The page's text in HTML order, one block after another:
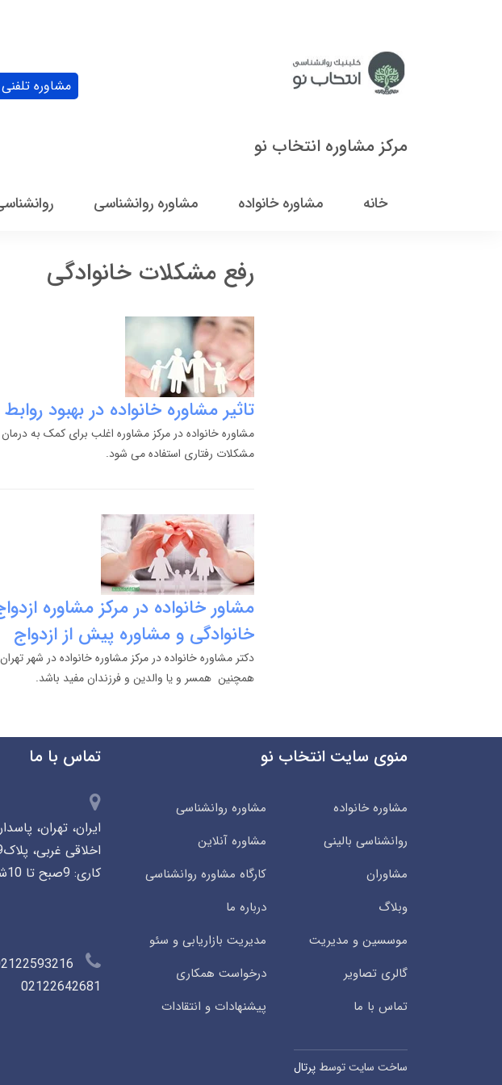
مرکز مشاوره انتخاب نو
مشاوره تلفنی
خانه مشاوره خانواده مشاوره روانشناسی
رفع مشکلات خانوادگی
تاثیر مشاوره خانواده در بهبود
مشاوره خانواده در مرکز مشاوره اغلب برای کمک به
مشکلات رفتاری استفاده می شود.
مشاور خانواده در مرکز مشاوره
خانوادگی و مشاوره پیش از ازدواج
دکتر مشاوره خانواده در مرکز مشاوره خانواده در شهر
همچنین همسر و یا والدین و فرزندان مفید باشد.
منوی سایت انتخاب نو
مشاوره خانواده
مشاوره روانشناسی
روانشناسی بالینی
مشاوره آنلاین
مشاوران
کارگاه مشاوره روانشناسی
وبلاگ
درباره ما
موسسین و مدیریت
مدیریت بازاریابی و سئو
گالری تصاویر
درخواست همکاری
تماس با ما
پیشنهادات و انتقادات
تماس با ما
ایران، تهران،
کاری: 9صبح تا 10شب
02122642681
ساخت سایت توسط پرتال